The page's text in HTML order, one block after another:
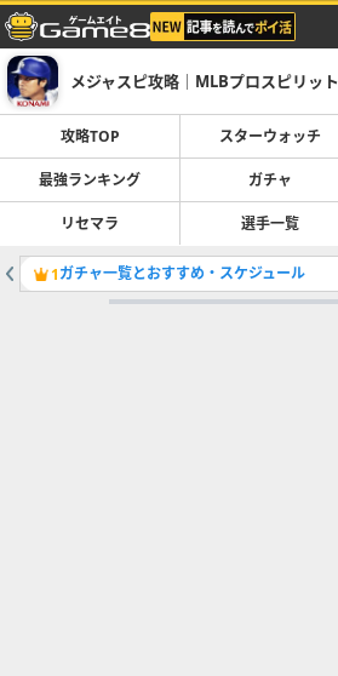
メジャスピ攻略｜MLBプロスピリット
攻略TOP スターウォッチ
最強ランキング ガチャ
リセマラ 選手一覧
1ガチャ一覧とおすすめ・スケジュール